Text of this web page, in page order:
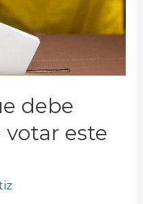
debe
votar este